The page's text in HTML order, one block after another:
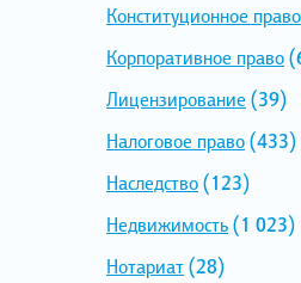
Конституционное право
Корпоративное право
Лицензирование (39)
Налоговое право(433)
Наследство(123)
Недвижимость(1 023)
Нотариат(28)